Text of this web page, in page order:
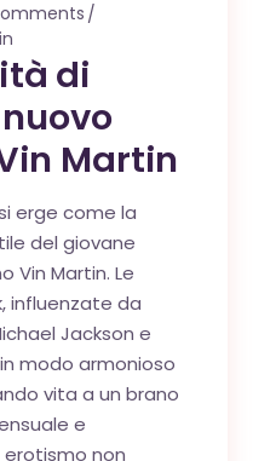
di
nuovo
Martin
erge come la
del giovane
Vin Martin. Le
influenzate da
Jackson e
modo armonioso
vita a un brano
e
non